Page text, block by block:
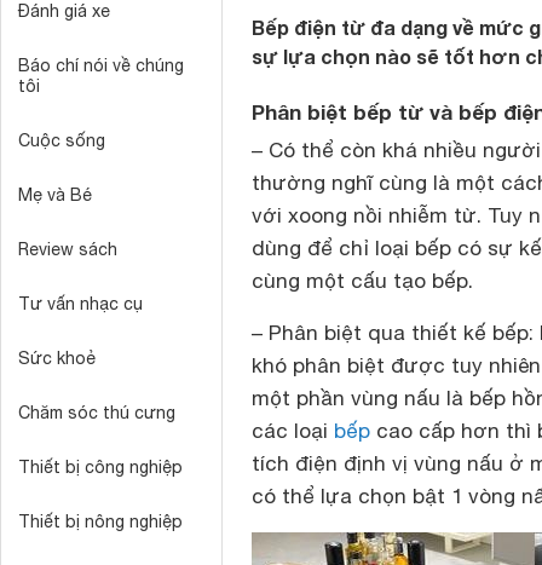
Đánh giá xe
Báo chí nói về chúng
tôi
Cuộc sống
Mẹ và Bé
Review sách
Tư vấn nhạc cụ
Sức khoẻ
Chăm sóc thú cưng
Thiết bị công nghiệp
Thiết bị nông nghiệp
Bếp điện từ đa dạng về mức
sự lựa chọn nào sẽ tốt hơn
Phân biệt bếp từ và bếp
– Có thể còn khá nhiều
thường nghĩ cùng là một
với xoong nồi nhiễm từ. Tuy
dùng để chỉ loại bếp có sự
cùng một cấu tạo bếp.
– Phân biệt qua thiết kế
khó phân biệt được tuy
một phần vùng nấu là bếp
các loại bếp cao cấp hơn thì
tích điện định vị vùng nấu ở
có thể lựa chọn bật 1 vòng